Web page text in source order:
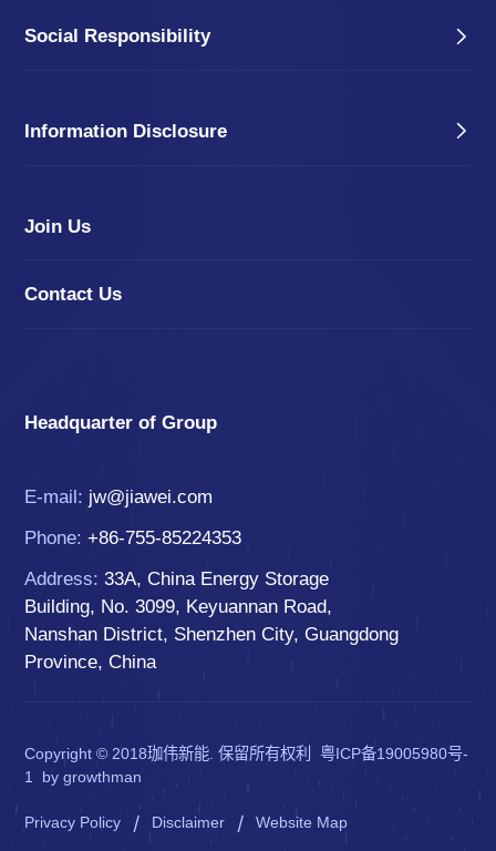
Headquarter of Group
E-mail: jw@jiawei.com
Phone: +86-755-85224353
Address:33A, China Energy Storage
Building, No. 3099, Keyuannan Road,
Nanshan District, Shenzhen City, Guangdong
Province, China
Social Responsibility
Information Disclosure
Join Us
Contact Us
Copyright © 2018珈伟新能. 保留所有权利 粤ICP备19005980号-
1
bygrowthman
Privacy Policy | Disclaimer | Website Map